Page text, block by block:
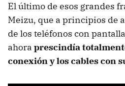
El último de esos grandes
Meizu, que a principios de
de los teléfonos con
ahora prescindía
conexión y los cables con